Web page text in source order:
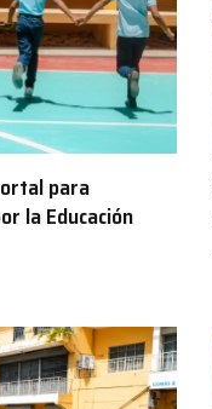
para
la Educación